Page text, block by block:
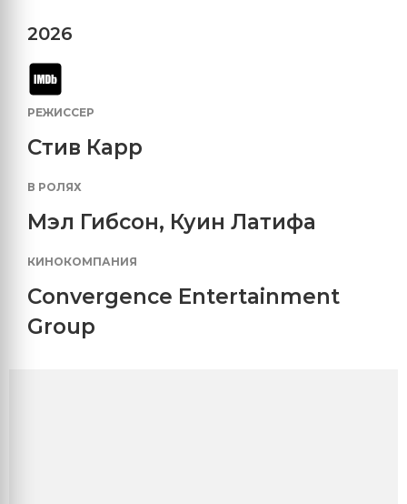
2026
РЕЖИССЕР
Стив Карр
В РОЛЯХ
Мэл Гибсон, Куин Латифа
КИНОКОМПАНИЯ
Convergence Entertainment
Group